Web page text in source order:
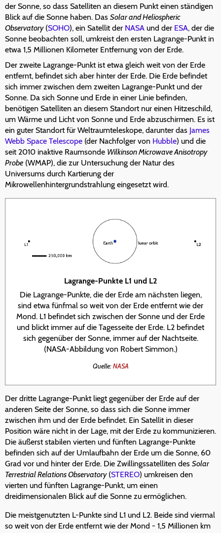
der Sonne, so dass Satelliten an diesem Punkt einen ständigen
Blick auf die Sonne haben. Das Solar and Heliospheric
Observatory(SOHO), ein Satellit der NASA und der ESA, der die
Sonne beobachten soll, umkreist den ersten Lagrange-Punkt in
etwa 1,5 Millionen Kilometer Entfernung von der Erde.
Der zweite Lagrange-Punkt ist etwa gleich weit von der Erde
entfernt, befindet sich aber hinter der Erde. Die Erde befindet
sich immer zwischen dem zweiten Lagrange-Punkt und der
Sonne. Da sich Sonne und Erde in einer Linie befinden,
benötigen Satelliten an diesem Standort nur einen Hitzeschild,
um Wärme und Licht von Sonne und Erde abzuschirmen. Es ist
ein guter Standort für Weltraumteleskope, darunter das James
Webb Space Telescope (der Nachfolger von Hubble) und die
seit 2010 inaktive Raumsonde Wilkinson Microwave Anisotropy
Probe (WMAP), die zur Untersuchung der Natur des
Universums durch Kartierung der
Mikrowellenhintergrundstrahlung eingesetzt wird.
Lagrange-Punkte L1 und L2
Die Lagrange-Punkte, die der Erde am nächsten liegen,
sind etwa fünfmal so weit von der Erde entfernt wie der
Mond. L1 befindet sich zwischen der Sonne und der Erde
und blickt immer auf die Tagesseite der Erde. L2 befindet
sich gegenüber der Sonne, immer auf der Nachtseite.
(NASA-Abbildung von Robert Simmon.)
Quelle:NASA
Der dritte Lagrange-Punkt liegt gegenüber der Erde auf der
anderen Seite der Sonne, so dass sich die Sonne immer
zwischen ihm und der Erde befindet. Ein Satellit in dieser
Position wäre nicht in der Lage, mit der Erde zu kommunizieren.
Die äußerst stabilen vierten und fünften Lagrange-Punkte
befinden sich auf der Umlaufbahn der Erde um die Sonne, 60
Grad vor und hinter der Erde. Die Zwillingssatelliten des Solar
Terrestrial Relations Observatory(STEREO) umkreisen den
vierten und fünften Lagrange-Punkt, um einen
dreidimensionalen Blick auf die Sonne zu ermöglichen.
Die meistgenutzten L-Punkte sind L1 und L2. Beide sind viermal
so weit von der Erde entfernt wie der Mond - 1,5 Millionen km